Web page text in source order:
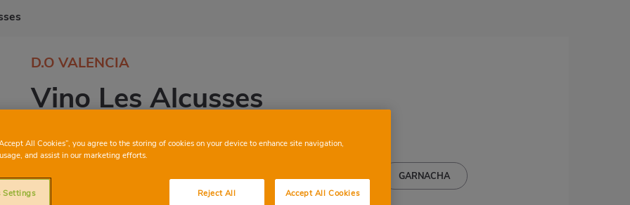
D.O VALENCIA
Vino Les Alcusses
PETIT VERDOT GARNACHA
All Cookies”, you agree to the storing of cookies on your device to enhance site navigation,
and assist in our marketing efforts.
Reject All Accept All Cookies
Settings